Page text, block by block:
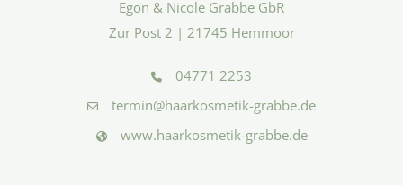
Egon & Nicole Grabbe GbR
Zur Post 2 | 21745 Hemmoor
04771 2253
termin@haarkosmetik-grabbe.de
www.haarkosmetik-grabbe.de